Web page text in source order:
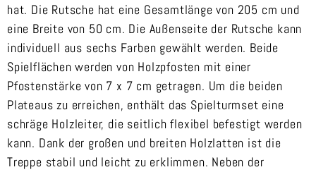
hat. Die Rutsche hat eine Gesamtlänge von 205 cm und
eine Breite von 50 cm. Die Außenseite der Rutsche kann
individuell aus sechs Farben gewählt werden. Beide
Spielflächen werden von Holzpfosten mit einer
Pfostenstärke von 7 x 7 cm getragen. Um die beiden
Plateaus zu erreichen, enthält das Spielturmset eine
schräge Holzleiter, die seitlich flexibel befestigt werden
kann. Dank der großen und breiten Holzlatten ist die
Treppe stabil und leicht zu erklimmen. Neben der